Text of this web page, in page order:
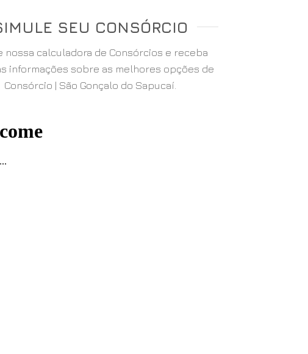
SEU CONSÓRCIO
nossa calculadora de Consórcios e receba
informações sobre as melhores opções de
Consórcio | São Gonçalo do Sapucaí.